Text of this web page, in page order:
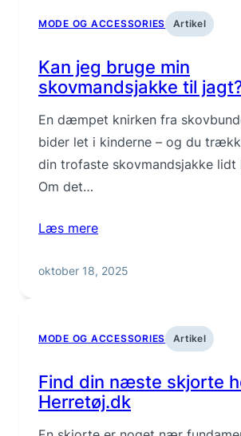
MODE OG ACCESSORIES Artikel
Kan jeg bruge min
skovmandsjakke til
En dæmpet knirken fra
bider let i kinderne – og du
din trofaste skovmandsjakke lidt
Om det…
Læs mere
oktober 18, 2025
MODE OG ACCESSORIES Artikel
Find din næste skjorte
Herretøj.dk